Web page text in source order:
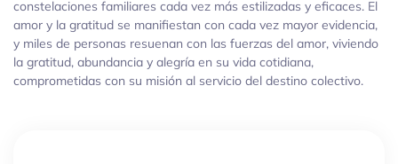
constelaciones familiares cada vez más estilizadas y eficaces. El
amor y la gratitud se manifiestan con cada vez mayor evidencia,
y miles de personas resuenan con las fuerzas del amor, viviendo
la gratitud, abundancia y alegría en su vida cotidiana,
comprometidas con su misión al servicio del destino colectivo.